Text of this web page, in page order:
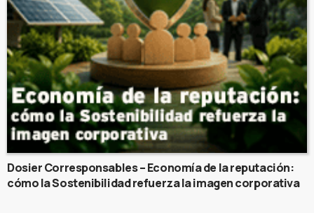
Dosier Corresponsables – Economía de la reputación:
cómo la Sostenibilidad refuerza la imagen corporativa